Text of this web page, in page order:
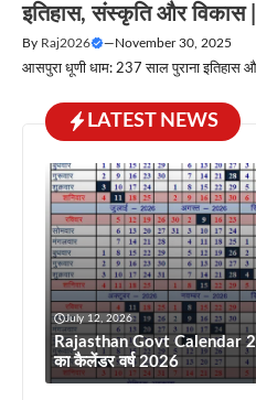
इतिहास, संस्कृति और विकास
By Raj2026 —November 30, 2025
आसपुरा धूणी धाम: 237 साल पुराना इतिहास
LATEST NEWS
July 12, 2026
Rajasthan Govt Calendar
का कैलेंडर वर्ष 2026